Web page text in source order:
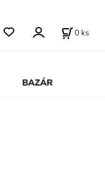
BAZÁR
0 ks